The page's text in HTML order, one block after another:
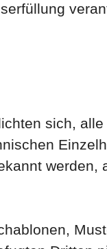
sich,
werden,